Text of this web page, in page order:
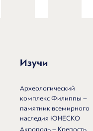
Изучи
Археологический
комплекс Филиппы –
памятник всемирного
наследия ЮНЕСКО
Акрополь – Крепость